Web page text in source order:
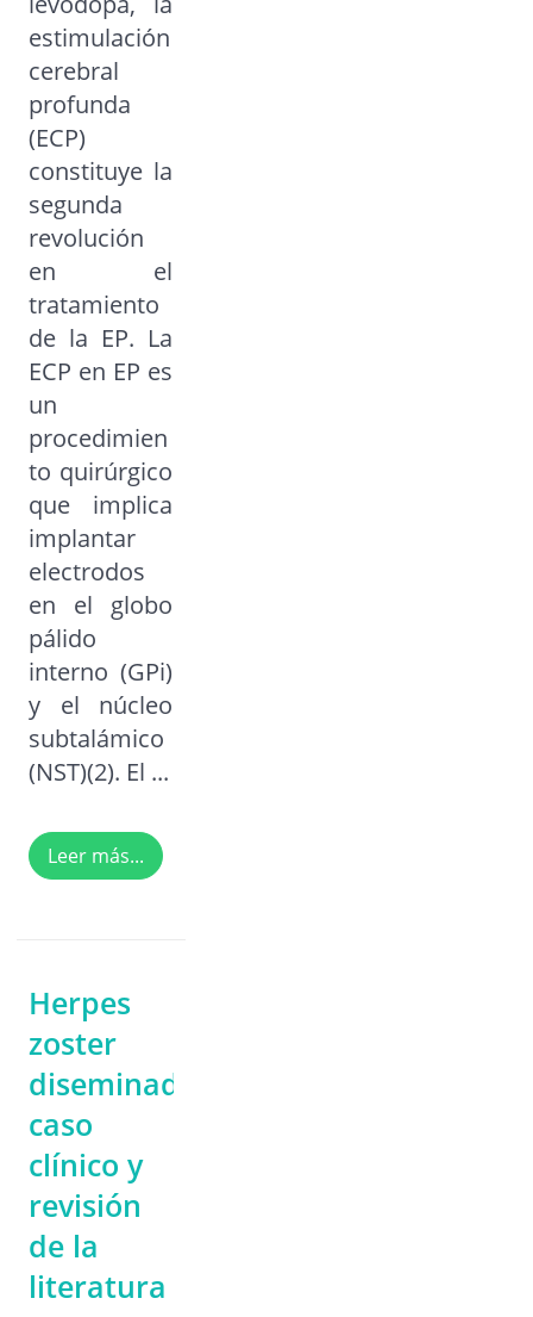
estimulación
cerebral
profunda
(ECP)
constituye la
segunda
revolución
en el
tratamiento
de la EP. La
ECP en EP es
un
procedimien
to quirúrgico
que implica
implantar
electrodos
en el globo
pálido
interno (GPi)
y el núcleo
subtalámico
(NST)(2). El ...
Leer más...
Herpes
zoster
diseminado:
caso
clínico y
revisión
de la
literatura